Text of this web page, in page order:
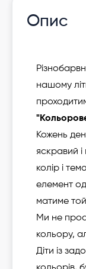
Опис
нашому
Кожень
яскравий і
колір і
елемент
матиме
Ми не
кольору,
Діти із